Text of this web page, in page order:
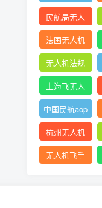
操纵无人机
坡度转弯时
民航局无人
机
法国无人机
无人机法规
上海飞无人
机
中国民航aop
a无人机驾驶
员合格证
杭州无人机
公司
无人机飞手